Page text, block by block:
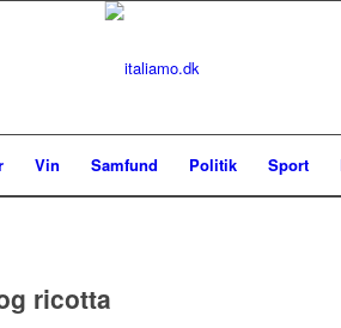
Vin Samfund Politik Sport
ricotta